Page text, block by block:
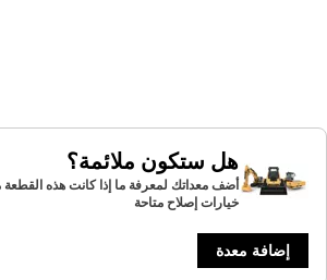
هل ستكون ملائمة؟
أضف معداتك لمعرفة ما إذا كانت هذه القطعة
خيارات إصلاح متاحة
إضافة معدة